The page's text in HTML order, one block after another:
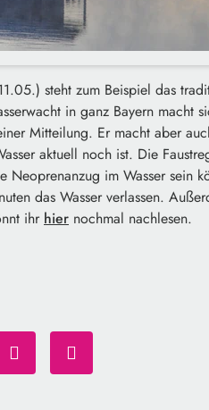
steht zum Beispiel das
in ganz Bayern macht
Mitteilung. Er macht aber
aktuell noch ist. Die
im Wasser sein
das Wasser verlassen.
ihr hier nochmal nachlesen.